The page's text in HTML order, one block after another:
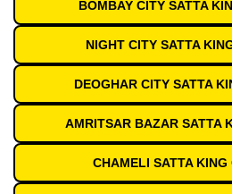
BOMBAY CITY SATTA
NIGHT CITY SATTA
DEOGHAR CITY SATTA
AMRITSAR BAZAR SATTA
CHAMELI SATTA KING